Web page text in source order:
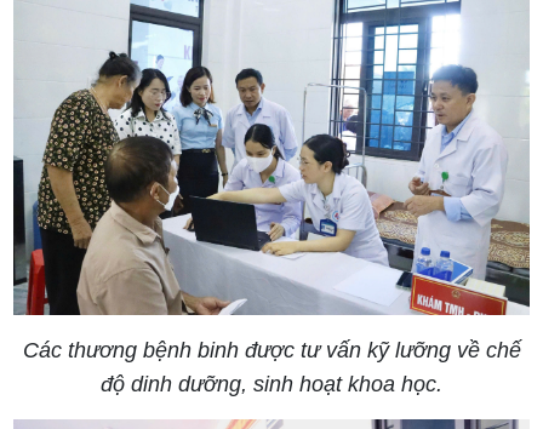
Các thương bệnh binh được tư vấn kỹ lưỡng về chế
độ dinh dưỡng, sinh hoạt khoa học.